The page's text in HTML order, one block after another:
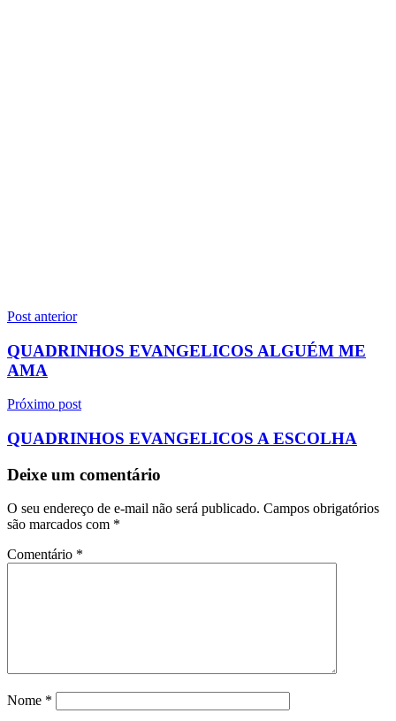
Navegação
de
Post
Post anterior
QUADRINHOS EVANGELICOS ALGUÉM ME
AMA
Próximo post
QUADRINHOS EVANGELICOS A ESCOLHA
Deixe um comentário
O seu endereço de e-mail não será publicado. Campos obrigatórios
são marcados com *
Comentário *
Nome *